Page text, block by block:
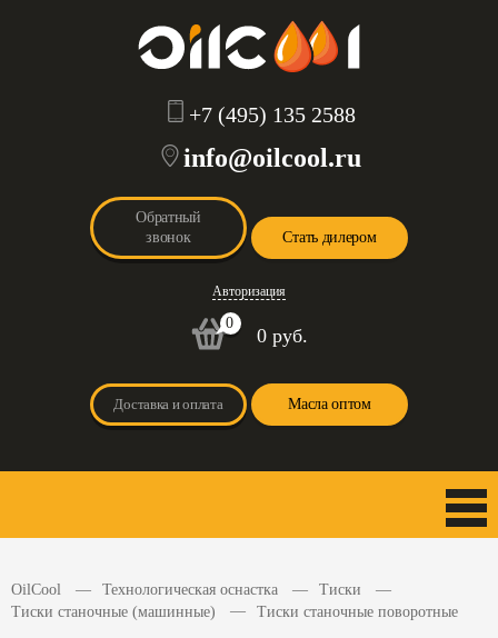
+7 (495) 135 2588
info@oilcool.ru
Обратный
звонок
Стать дилером
Авторизация
0
0 руб.
Доставка и оплата Масла оптом
OilCool Технологическая оснастка
Тиски
Тиски станочные (машинные)
Тиски станочные поворотные